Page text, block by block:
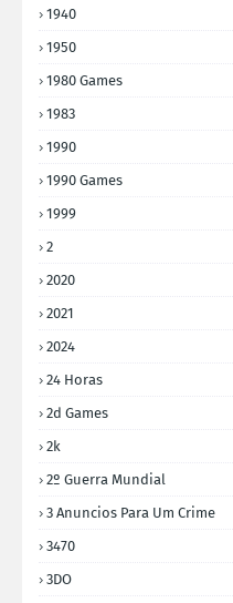
1940
1950
1980 Games
1983
1990
1990 Games
1999
2
2020
2021
2024
24 Horas
2d Games
2k
2º Guerra Mundial
3 Anuncios Para Um Crime
3470
3DO